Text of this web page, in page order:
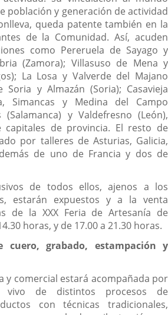
población y generación de actividad
queda patente también en la
de la Comunidad. Así, acuden
como Pereruela de Sayago y
(Zamora); Villasuso de Mena y
La Losa y Valverde del Majano
Soria y Almazán (Soria); Casavieja
Simancas y Medina del Campo
(Salamanca) y Valdefresno (León),
de provincia. El resto de
por talleres de Asturias, Galicia,
de uno de Francia y dos de
de todos ellos, ajenos a los
estarán expuestos y a la venta
de la XXX Feria de Artesanía de
horas, y de 17.00 a 21.30 horas.
cuero, grabado, estampación y
y comercial estará acompañada por
vivo de distintos procesos de
con técnicas tradicionales,